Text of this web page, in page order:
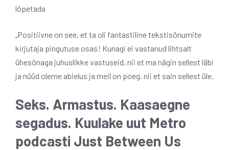
lõpetada
„Positiivne on see, et ta oli fantastiline tekstisõnumite
kirjutaja pingutuse osas! Kunagi ei vastanud lihtsalt
ühesõnaga juhuslikke vastuseid, nii et ma nägin sellest läbi
ja nüüd oleme abielus ja meil on poeg, nii et sain sellest üle.
Seks. Armastus. Kaasaegne
segadus. Kuulake uut Metro
podcasti Just Between Us